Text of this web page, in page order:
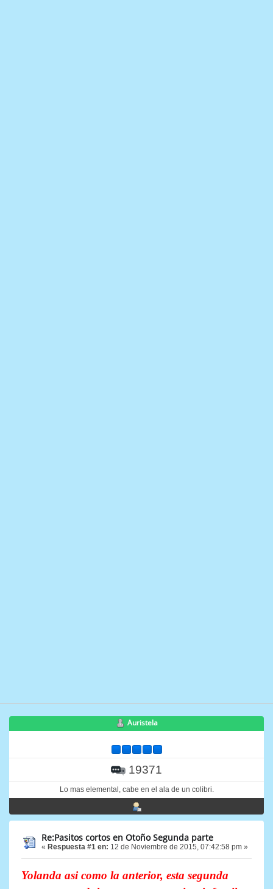
Auristela
19371
Lo mas elemental, cabe en el ala de un colibri.
Re:Pasitos cortos en Otoño Segunda parte
« Respuesta #1 en: 12 de Noviembre de 2015, 07:42:58 pm »
Yolanda asi como la anterior, esta segunda